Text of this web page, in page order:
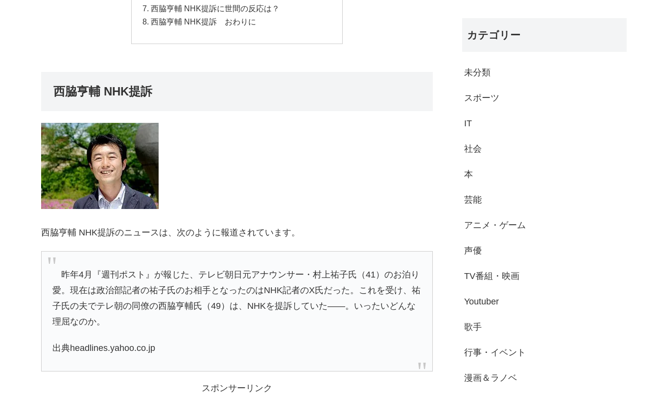
西脇亨輔 NHK提訴に世間の反応は？
西脇亨輔 NHK提訴 おわりに
西脇亨輔 NHK提訴
西脇亨輔 NHK提訴のニュースは、次のように報道されています。
昨年4月『週刊ポスト』が報じた、テレビ朝日元アナウンサー・村上祐子氏（41）のお泊り
愛。現在は政治部記者の祐子氏のお相手となったのはNHK記者のX氏だった。これを受け、祐
子氏の夫でテレ朝の同僚の西脇亨輔氏（49）は、NHKを提訴していた――。いったいどんな
理屈なのか。
出典headlines.yahoo.co.jp
スポンサーリンク
カテゴリー
未分類
スポーツ
IT
社会
本
芸能
アニメ・ゲーム
声優
TV番組・映画
Youtuber
歌手
行事・イベント
漫画＆ラノベ